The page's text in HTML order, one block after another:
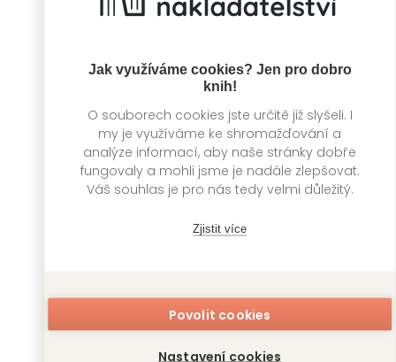
Jak využíváme cookies? Jen pro dobro
knih!
O souborech cookies jste určitě již slyšeli. I
my je využíváme ke shromažďování a
analýze informací, aby naše stránky dobře
fungovaly a mohli jsme je nadále zlepšovat.
Váš souhlas je pro nás tedy velmi důležitý.
Zjistit více
Povolit cookies
Nastavení cookies
Rybníky
Vincent
Kinga Litkowiec
RED